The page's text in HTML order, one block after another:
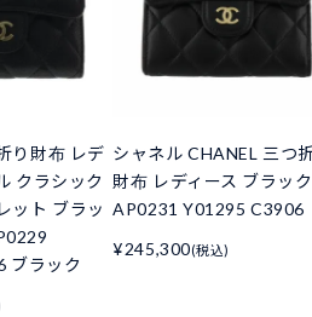
り財布 レデ
クラシック
ット ブラッ
ブラック
シャネル CHANEL 三つ
財布 レディース ブラック
AP0231 Y01295 C3906
¥245,300(税込)